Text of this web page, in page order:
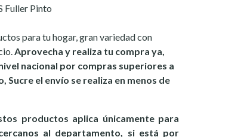
Fuller Pinto
para tu hogar, gran variedad con
Aprovecha y realiza tu compra ya,
nacional por compras superiores a
Sucre el envío se realiza en menos de
productos aplica únicamente para
al departamento, si está por